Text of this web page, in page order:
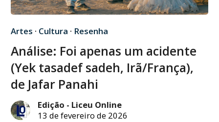
Artes · Cultura · Resenha
Análise: Foi apenas um acidente
(Yek tasadef sadeh, Irã/França),
de Jafar Panahi
Edição - Liceu Online
13 de fevereiro de 2026